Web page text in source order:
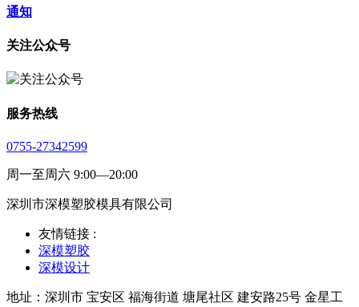
通知
关注公众号
服务热线
0755-27342599
周一至周六 9:00—20:00
深圳市深模塑胶模具有限公司
友情链接 :
深模塑胶
深模设计
地址：深圳市 宝安区 福海街道 塘尾社区 建安路25号 金星工